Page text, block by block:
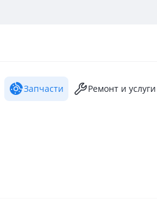
Запчасти Ремонт и услуги